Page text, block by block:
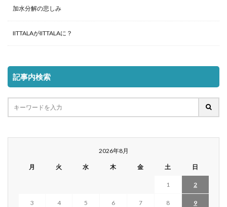
加水分解の悲しみ
IITTALAがIITTALAに？
記事内検索
2026年8月
月 火 水 木 金 土 日
1 2
3 4 5 6 7 8 9